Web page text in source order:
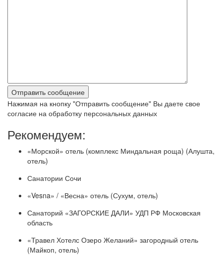
Нажимая на кнопку "Отправить сообщение" Вы даете свое
согласие на обработку персональных данных
Рекомендуем:
«Морской» отель (комплекс Миндальная роща) (Алушта,
отель)
Санатории Сочи
«Vesna» / «Весна» отель (Сухум, отель)
Санаторий «ЗАГОРСКИЕ ДАЛИ» УДП РФ Московская
область
«Травел Хотелс Озеро Желаний» загородный отель
(Майкоп, отель)